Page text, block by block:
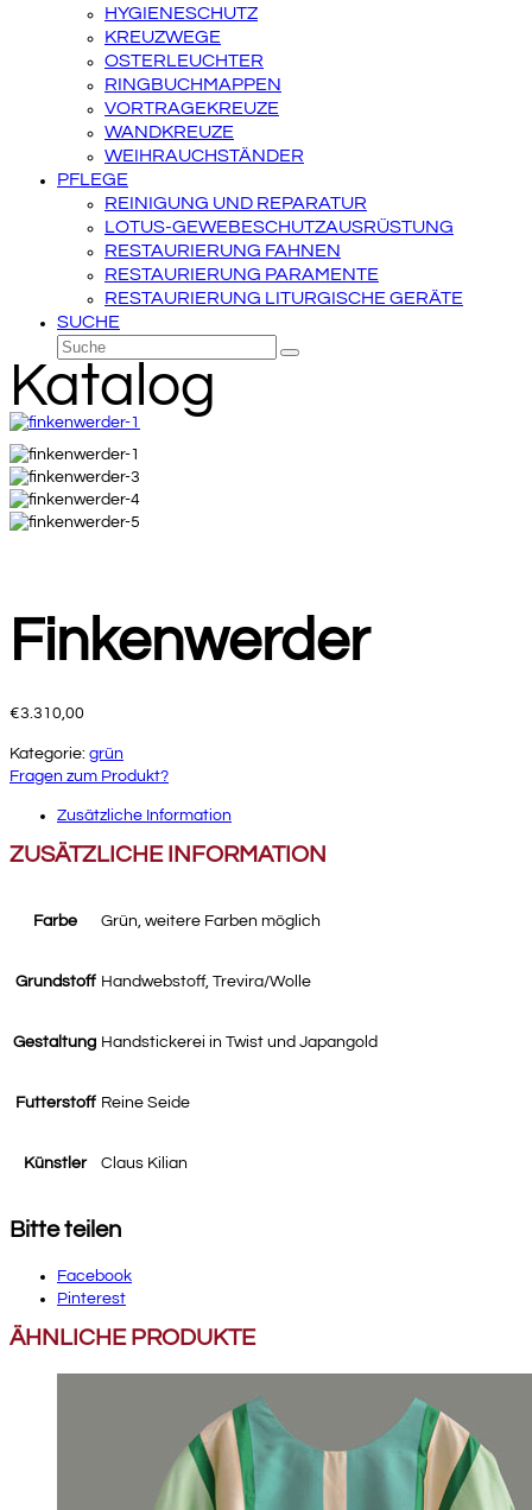
HYGIENESCHUTZ
KREUZWEGE
OSTERLEUCHTER
RINGBUCHMAPPEN
VORTRAGEKREUZE
WANDKREUZE
WEIHRAUCHSTÄNDER
PFLEGE
REINIGUNG UND REPARATUR
LOTUS-GEWEBESCHUTZAUSRÜSTUNG
RESTAURIERUNG FAHNEN
RESTAURIERUNG PARAMENTE
RESTAURIERUNG LITURGISCHE GERÄTE
SUCHE
Suche
Senden
Katalog
Finkenwerder
€3.310,00
Kategorie: grün
Fragen zum Produkt?
Zusätzliche Information
ZUSÄTZLICHE INFORMATION
Farbe Grün, weitere Farben möglich
Grundstoff Handwebstoff, Trevira/Wolle
Gestaltung Handstickerei in Twist und Japangold
Futterstoff Reine Seide
Künstler Claus Kilian
Bitte teilen
Facebook
Pinterest
ÄHNLICHE PRODUKTE